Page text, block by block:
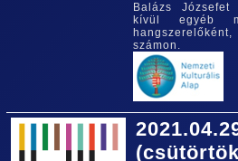
Balázs
kívül egyéb
számon.